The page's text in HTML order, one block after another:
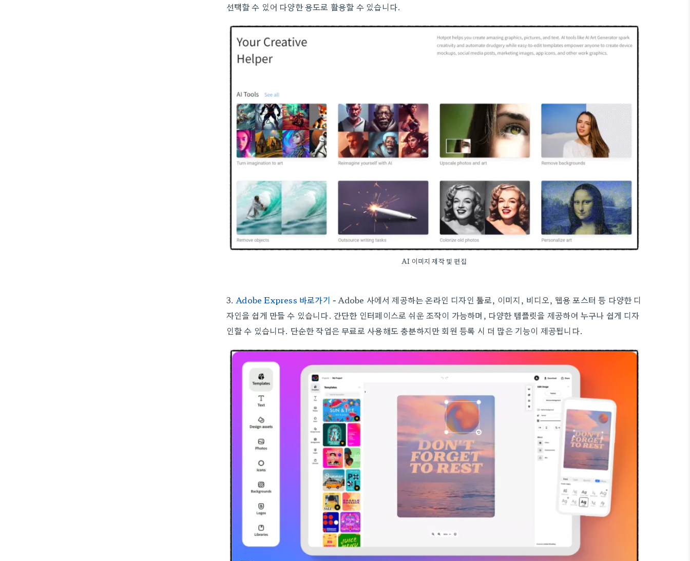
선택할 수 있어 다양한 용도로 활용할 수 있습니다.
AI 이미지 제작 및 편집
3.Adobe Express 바로가기 -Adobe 사에서 제공하는 온라인 디자인 툴로, 이미지, 비디오, 웹용 포스터 등 다양한 디
자인을 쉽게 만들 수 있습니다. 간단한 인터페이스로 쉬운 조작이 가능하며, 다양한 템플릿을 제공하여 누구나 쉽게 디자
인할 수 있습니다. 단순한 작업은 무료로 사용해도 충분하지만 회원 등록 시 더 많은 기능이 제공됩니다.